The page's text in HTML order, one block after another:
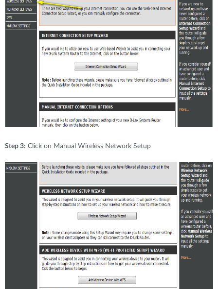
Step 3: Click on Manual Wireless Network Setup